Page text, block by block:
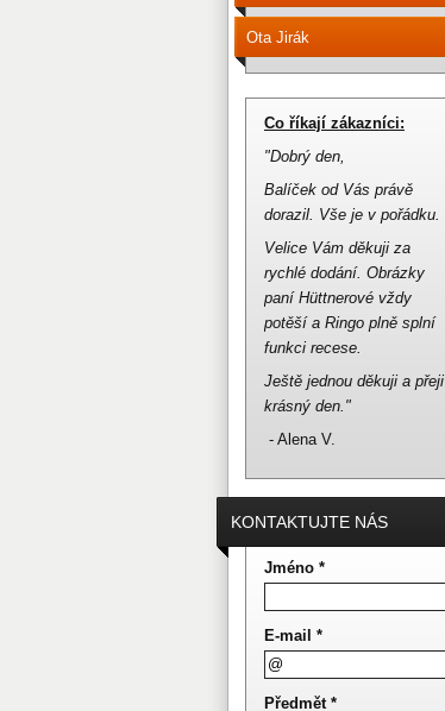
Ota Jirák
Co říkají zákazníci:
"Dobrý den,
Balíček od Vás právě
dorazil. Vše je v pořádku.
Velice Vám děkuji za
rychlé dodání. Obrázky
paní Hüttnerové vždy
potěší a Ringo plně splní
funkci recese.
Ještě jednou děkuji a přeji
krásný den."
- Alena V.
KONTAKTUJTE NÁS
Jméno *
E-mail *
Předmět *